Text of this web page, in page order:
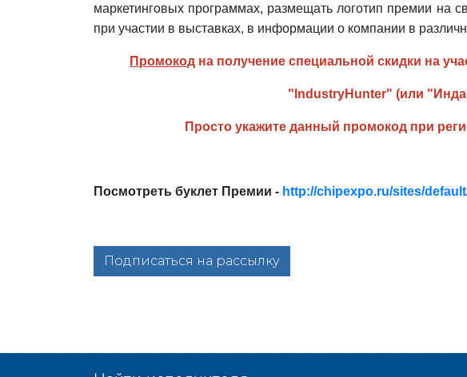
маркетинговых программах, размещать логотип премии на
при участии в выставках, в информации о компании в
Промокод на получение специальной скидки на
"IndustryHunter" (или
Просто укажите данный промокод при
Посмотреть буклет Премии - http://chipexpo.ru/sites/
Подписаться на рассылку